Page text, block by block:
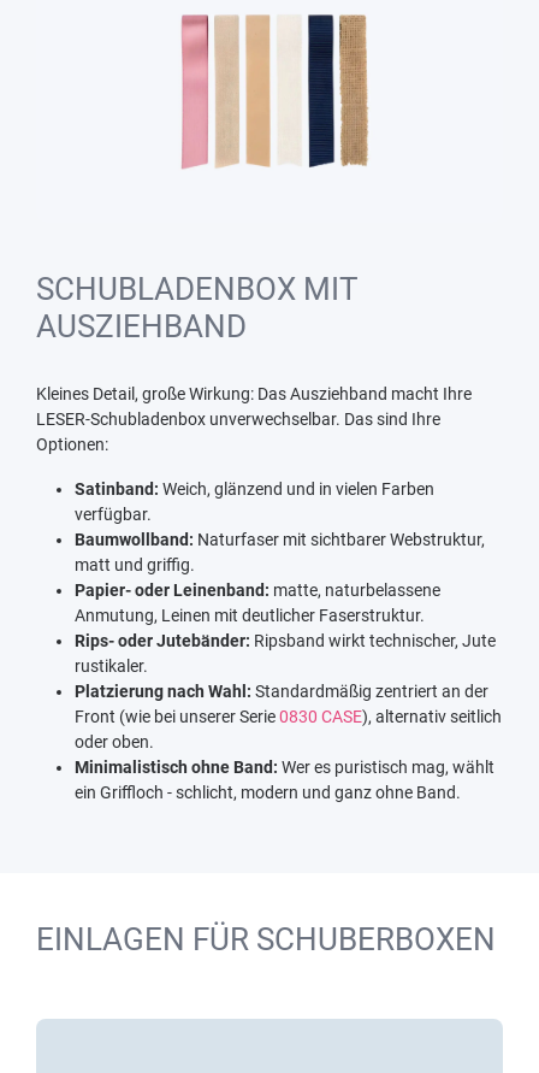
SCHUBLADENBOX MIT
AUSZIEHBAND
Kleines Detail, große Wirkung: Das Ausziehband macht Ihre
LESER-Schubladenbox unverwechselbar. Das sind Ihre
Optionen:
Satinband: Weich, glänzend und in vielen Farben
verfügbar.
Baumwollband: Naturfaser mit sichtbarer Webstruktur,
matt und griffig.
Papier- oder Leinenband: matte, naturbelassene
Anmutung, Leinen mit deutlicher Faserstruktur.
Rips- oder Jutebänder: Ripsband wirkt technischer, Jute
rustikaler.
Platzierung nach Wahl: Standardmäßig zentriert an der
Front (wie bei unserer Serie0830 CASE), alternativ seitlich
oder oben.
Minimalistisch ohne Band: Wer es puristisch mag, wählt
ein Griffloch - schlicht, modern und ganz ohne Band.
EINLAGEN FÜR SCHUBERBOXEN